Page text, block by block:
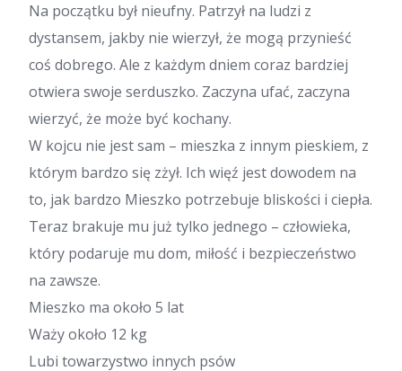
Na początku był nieufny. Patrzył na ludzi z
dystansem, jakby nie wierzył, że mogą przynieść
coś dobrego. Ale z każdym dniem coraz bardziej
otwiera swoje serduszko. Zaczyna ufać, zaczyna
wierzyć, że może być kochany.
W kojcu nie jest sam – mieszka z innym pieskiem, z
którym bardzo się zżył. Ich więź jest dowodem na
to, jak bardzo Mieszko potrzebuje bliskości i ciepła.
Teraz brakuje mu już tylko jednego – człowieka,
który podaruje mu dom, miłość i bezpieczeństwo
na zawsze.
Mieszko ma około 5 lat
Waży około 12 kg
Lubi towarzystwo innych psów